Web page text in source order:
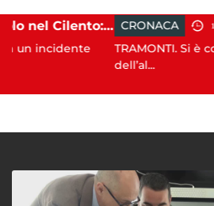
Incidente agricolo nel Cilento: trattore si ribalta, muore 71enne CRONACA 15:14
TRAMONTI. Si è